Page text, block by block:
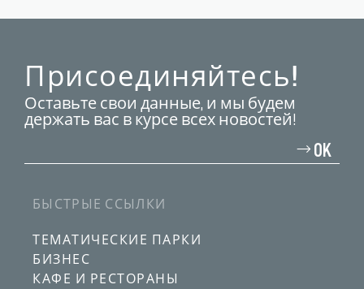
Присоединяйтесь!
Оставьте свои данные, и мы будем
держать вас в курсе всех новостей!
адрес
OK
БЫСТРЫЕ ССЫЛКИ
ТЕМАТИЧЕСКИЕ ПАРКИ
БИЗНЕС
КАФЕ И РЕСТОРАНЫ